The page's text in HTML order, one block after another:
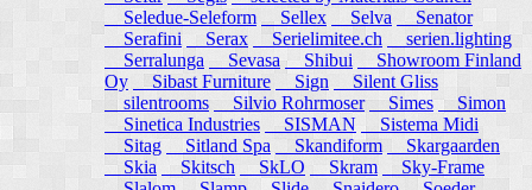
Seledue-Seleform
Sellex Selva
Senator
Serafini
Serax Serielimitee.ch
serien.lighting
Serralunga
Sevasa Shibui
Showroom Finland
Oy
Sibast Furniture Sign
Silent Gliss
silentrooms
Silvio Rohrmoser Simes Simon
Sinetica Industries
SISMAN
Sistema Midi
Sitag
Sitland Spa Skandiform
Skargaarden
Skia
Skitsch SkLO Skram
Sky-Frame